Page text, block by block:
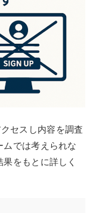
セスし内容を調査
ムでは考えられな
をもとに詳しく